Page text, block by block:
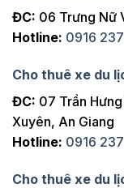
ĐC: 06 Trưng Nữ
Hotline: 0916
Cho thuê xe du
ĐC: 07 Trần
Xuyên, An Giang
Hotline: 0916
Cho thuê xe du